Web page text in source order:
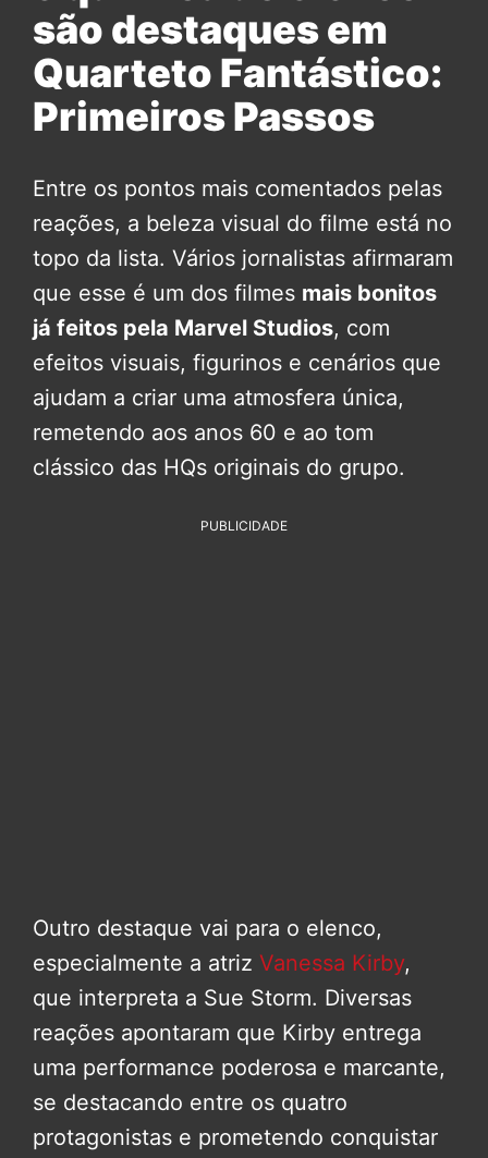
são destaques em
Quarteto Fantástico:
Primeiros Passos
Entre os pontos mais comentados pelas
reações, a beleza visual do filme está no
topo da lista. Vários jornalistas afirmaram
que esse é um dos filmes mais bonitos
já feitos pela Marvel Studios, com
efeitos visuais, figurinos e cenários que
ajudam a criar uma atmosfera única,
remetendo aos anos 60 e ao tom
clássico das HQs originais do grupo.
PUBLICIDADE
Outro destaque vai para o elenco,
especialmente a atriz Vanessa Kirby,
que interpreta a Sue Storm. Diversas
reações apontaram que Kirby entrega
uma performance poderosa e marcante,
se destacando entre os quatro
protagonistas e prometendo conquistar